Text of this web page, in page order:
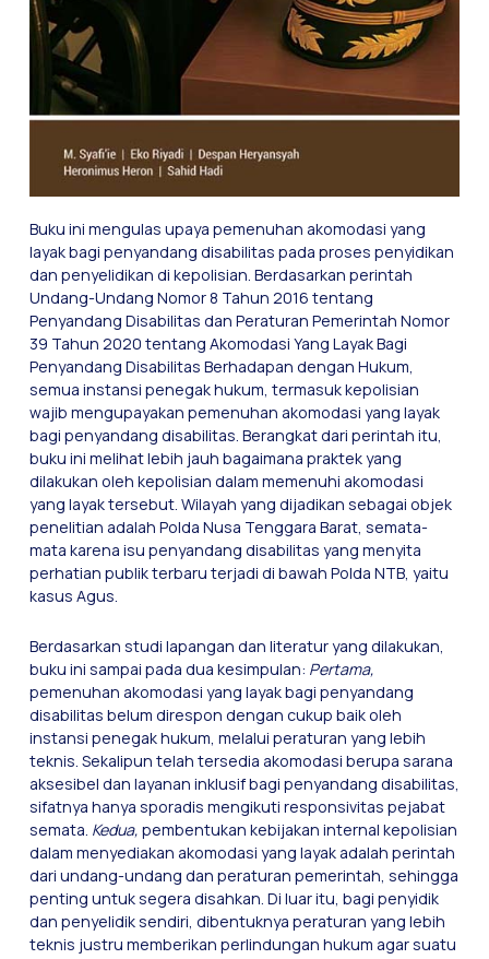
Buku ini mengulas upaya pemenuhan akomodasi yang
layak bagi penyandang disabilitas pada proses penyidikan
dan penyelidikan di kepolisian. Berdasarkan perintah
Undang-Undang Nomor 8 Tahun 2016 tentang
Penyandang Disabilitas dan Peraturan Pemerintah Nomor
39 Tahun 2020 tentang Akomodasi Yang Layak Bagi
Penyandang Disabilitas Berhadapan dengan Hukum,
semua instansi penegak hukum, termasuk kepolisian
wajib mengupayakan pemenuhan akomodasi yang layak
bagi penyandang disabilitas. Berangkat dari perintah itu,
buku ini melihat lebih jauh bagaimana praktek yang
dilakukan oleh kepolisian dalam memenuhi akomodasi
yang layak tersebut. Wilayah yang dijadikan sebagai objek
penelitian adalah Polda Nusa Tenggara Barat, semata-
mata karena isu penyandang disabilitas yang menyita
perhatian publik terbaru terjadi di bawah Polda NTB, yaitu
kasus Agus.
Berdasarkan studi lapangan dan literatur yang dilakukan,
buku ini sampai pada dua kesimpulan: Pertama,
pemenuhan akomodasi yang layak bagi penyandang
disabilitas belum direspon dengan cukup baik oleh
instansi penegak hukum, melalui peraturan yang lebih
teknis. Sekalipun telah tersedia akomodasi berupa sarana
aksesibel dan layanan inklusif bagi penyandang disabilitas,
sifatnya hanya sporadis mengikuti responsivitas pejabat
semata. Kedua, pembentukan kebijakan internal kepolisian
dalam menyediakan akomodasi yang layak adalah perintah
dari undang-undang dan peraturan pemerintah, sehingga
penting untuk segera disahkan. Di luar itu, bagi penyidik
dan penyelidik sendiri, dibentuknya peraturan yang lebih
teknis justru memberikan perlindungan hukum agar suatu